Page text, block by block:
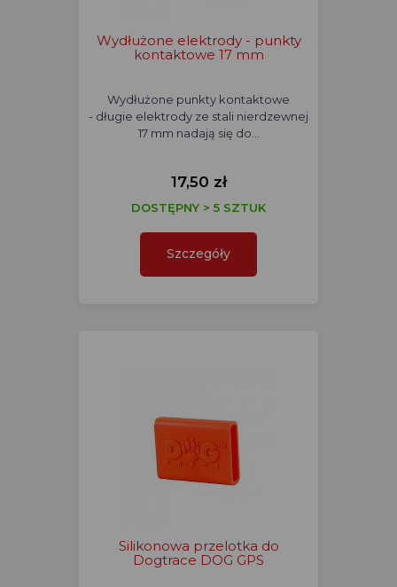
Wydłużone elektrody - punkty
kontaktowe 17 mm
Wydłużone punkty kontaktowe
- długie elektrody ze stali nierdzewnej
17 mm nadają się do…
17,50 zł
DOSTĘPNY > 5 SZTUK
Szczegóły
Silikonowa przelotka do
Dogtrace DOG GPS